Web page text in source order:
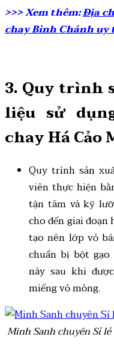
>>> Xem thêm:Địa
chay Bình Chánh uy
3. Quy trình
liệu sử
chay Há Cảo
Quy trình sản
viên thực hiện
tận tâm và kỹ
cho đến giai đoạn
tạo nên lớp vỏ
chuẩn bị bột gạo
này sau khi
miếng vỏ mỏng.
Minh Sanh chuyên Sỉ